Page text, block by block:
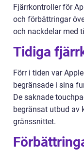
Fjärrkontroller för
och förbättringar
och nackdelar med
Tidiga
Förr i tiden var
begränsade i sina
De saknade
begränsat utbud av
gränssnittet.